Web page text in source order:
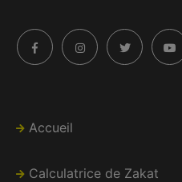
Accueil
Calculatrice de Zakat